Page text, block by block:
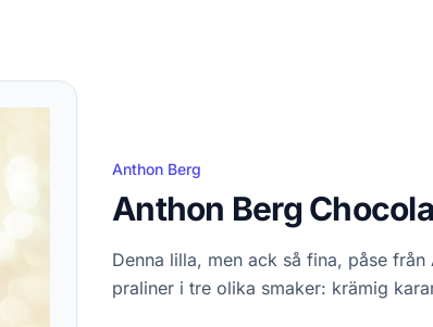
Anthon Berg
Anthon Berg
Denna lilla, men ack så fina, påse
praliner i tre olika smaker: krämig